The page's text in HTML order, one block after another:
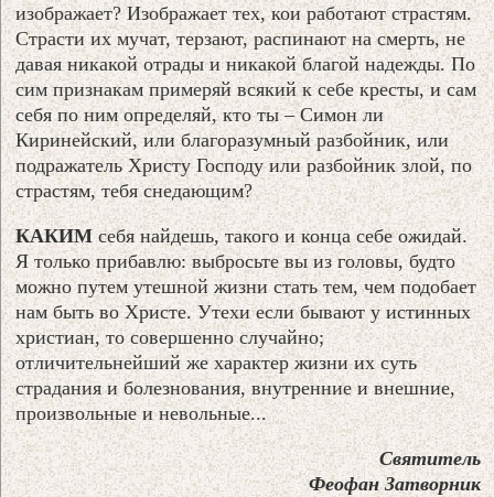
изображает? Изображает тех, кои работают страстям.
Страсти их мучат, терзают, распинают на смерть, не
давая никакой отрады и никакой благой надежды. По
сим признакам примеряй всякий к себе кресты, и сам
себя по ним определяй, кто ты – Симон ли
Киринейский, или благоразумный разбойник, или
подражатель Христу Господу или разбойник злой, по
страстям, тебя снедающим?
КАКИМ себя найдешь, такого и конца себе ожидай.
Я только прибавлю: выбросьте вы из головы, будто
можно путем утешной жизни стать тем, чем подобает
нам быть во Христе. Утехи если бывают у истинных
христиан, то совершенно случайно;
отличительнейший же характер жизни их суть
страдания и болезнования, внутренние и внешние,
произвольные и невольные...
Святитель
Феофан Затворник